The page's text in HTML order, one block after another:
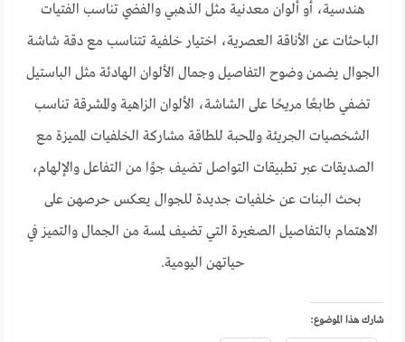
هندسية، أو ألوان معدنية مثل الذهبي والفضي تناسب الفتيات
الباحثات عن الأناقة العصرية، اختيار خلفية تتناسب مع دقة شاشة
الجوال يضمن وضوح التفاصيل وجمال الألوان الهادئة مثل الباستيل
تضفي طابعًا مريحًا على الشاشة، الألوان الزاهية والمشرقة تناسب
الشخصيات الجريئة والمحبة للطاقة مشاركة الخلفيات المميزة مع
الصديقات عبر تطبيقات التواصل تضيف جوًا من التفاعل والإلهام،
بحث البنات عن خلفيات جديدة للجوال يعكس حرصهن على
الاهتمام بالتفاصيل الصغيرة التي تضيف لمسة من الجمال والتميز في
حياتهن اليومية.
شارك هذا الموضوع: